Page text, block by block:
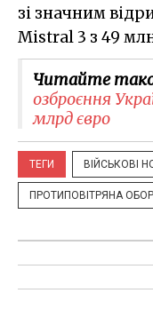
зі значним
Mistral 3 з 49
Читайте
озброєння
млрд євро
ТЕГИ ВІЙСЬКОВІ
ПРОТИПОВІТРЯНА